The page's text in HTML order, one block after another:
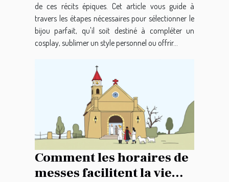
de ces récits épiques. Cet article vous guide à
travers les étapes nécessaires pour sélectionner le
bijou parfait, qu'il soit destiné à compléter un
cosplay, sublimer un style personnel ou offrir...
Comment les horaires de
messes facilitent la vie